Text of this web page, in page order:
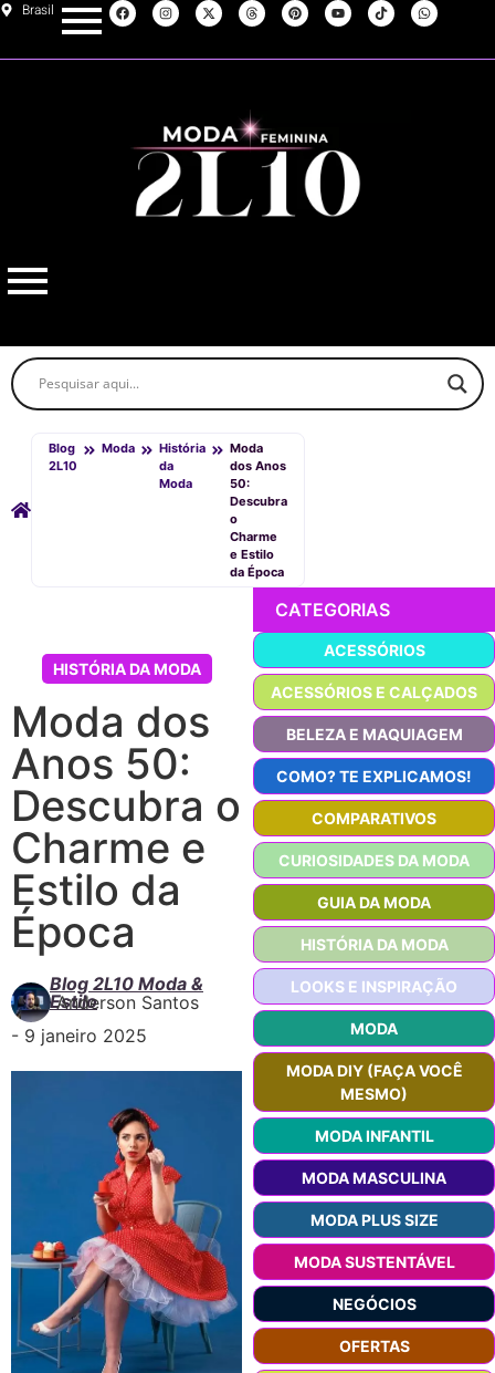
Brasil
Blog
2L10
Moda
História
da
Moda
Moda
dos Anos
50:
Descubra
o
Charme
e Estilo
da Época
HISTÓRIA DA MODA
Moda dos
Anos 50:
Descubra o
Charme e
Estilo da
Época
Blog 2L10 Moda &
Estilo
Anderson Santos
- 9 janeiro 2025
CATEGORIAS
ACESSÓRIOS
ACESSÓRIOS E CALÇADOS
BELEZA E MAQUIAGEM
COMO? TE EXPLICAMOS!
COMPARATIVOS
CURIOSIDADES DA MODA
GUIA DA MODA
HISTÓRIA DA MODA
LOOKS E INSPIRAÇÃO
MODA
MODA DIY (FAÇA VOCÊ
MESMO)
MODA INFANTIL
MODA MASCULINA
MODA PLUS SIZE
MODA SUSTENTÁVEL
NEGÓCIOS
OFERTAS